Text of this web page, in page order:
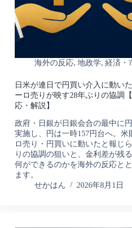
海外の反応, 地政学, 経済・
日米が連日で円買い介入に動い
ーロ売りが映す28年ぶりの協調
応・解説】
政府・日銀が日銀会合の最中に
実施し、円は一時157円台へ。米
ロ売り・円買いに動いたと報じ
りの協調の狙いと、金利差が残
何ができるのかを海外の反応と
ます。
せかはん
2026年8月1日